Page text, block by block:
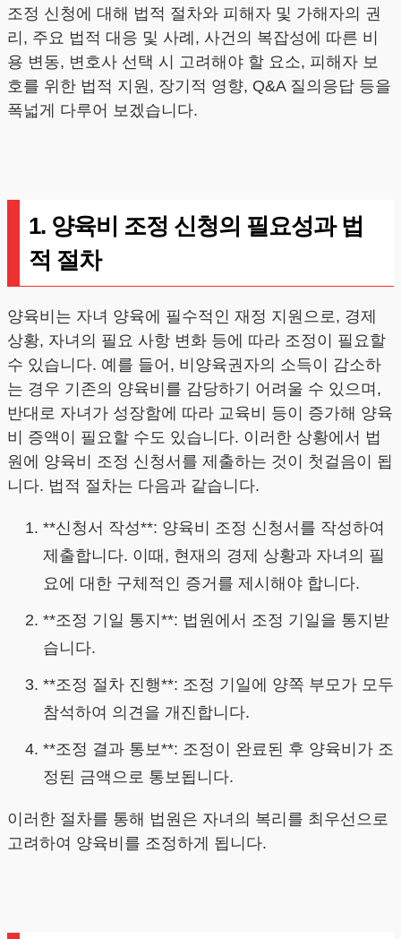
조정 신청에 대해 법적 절차와 피해자 및 가해자의 권
리, 주요 법적 대응 및 사례, 사건의 복잡성에 따른 비
용 변동, 변호사 선택 시 고려해야 할 요소, 피해자 보
호를 위한 법적 지원, 장기적 영향, Q&A 질의응답 등을
폭넓게 다루어 보겠습니다.
1. 양육비 조정 신청의 필요성과 법
적 절차
양육비는 자녀 양육에 필수적인 재정 지원으로, 경제
상황, 자녀의 필요 사항 변화 등에 따라 조정이 필요할
수 있습니다. 예를 들어, 비양육권자의 소득이 감소하
는 경우 기존의 양육비를 감당하기 어려울 수 있으며,
반대로 자녀가 성장함에 따라 교육비 등이 증가해 양육
비 증액이 필요할 수도 있습니다. 이러한 상황에서 법
원에 양육비 조정 신청서를 제출하는 것이 첫걸음이 됩
니다. 법적 절차는 다음과 같습니다.
**신청서 작성**: 양육비 조정 신청서를 작성하여
제출합니다. 이때, 현재의 경제 상황과 자녀의 필
요에 대한 구체적인 증거를 제시해야 합니다.
**조정 기일 통지**: 법원에서 조정 기일을 통지받
습니다.
**조정 절차 진행**: 조정 기일에 양쪽 부모가 모두
참석하여 의견을 개진합니다.
**조정 결과 통보**: 조정이 완료된 후 양육비가 조
정된 금액으로 통보됩니다.
이러한 절차를 통해 법원은 자녀의 복리를 최우선으로
고려하여 양육비를 조정하게 됩니다.